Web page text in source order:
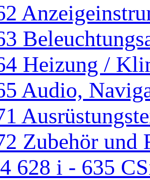
Heizung /
Audio,
Zubehör und
628 i - 635